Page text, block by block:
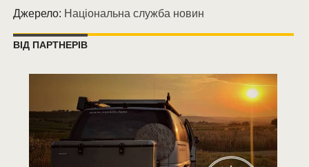
Джерело: Національна служба новин
ВІД ПАРТНЕРІВ